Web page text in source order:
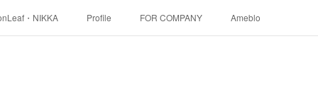
・NIKKA Profile FOR COMPANY Ameblo